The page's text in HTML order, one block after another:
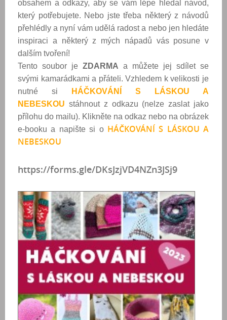
obsahem a odkazy, aby se vám lépe hledal návod,
který potřebujete. Nebo jste třeba některý z návodů
přehlédly a nyní vám udělá radost a nebo jen hledáte
inspiraci a některý z mých nápadů vás posune v
dalším tvoření!
Tento soubor je ZDARMA a můžete jej sdílet se
svými kamarádkami a přáteli. Vzhledem k velikosti je
nutné si
HÁČKOVÁNÍ S LÁSKOU A
NEBESKOU stáhnout z odkazu (nelze zaslat jako
přílohu do mailu). Klikněte na odkaz nebo na obrázek
e-booku a napište si o HÁČKOVÁNÍ S LÁSKOU A
NEBESKOU
https://forms.gle/DKsJzjVD4NZn3JSj9